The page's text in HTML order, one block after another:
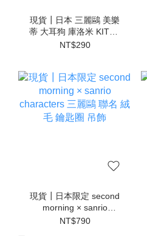
現貨┃日本 三麗鷗 美樂
蒂 大耳狗 庫洛米 KITTY
帕恰狗 伸縮 鑰匙圈
NT$290
現貨┃日本限定 second
morning × sanrio
characters 三麗鷗 聯名
NT$790